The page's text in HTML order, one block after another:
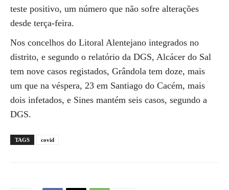
teste positivo, um número que não sofre alterações
desde terça-feira.
Nos concelhos do Litoral Alentejano integrados no
distrito, e segundo o relatório da DGS, Alcácer do Sal
tem nove casos registados, Grândola tem doze, mais
um que na véspera, 23 em Santiago do Cacém, mais
dois infetados, e Sines mantém seis casos, segundo a
DGS.
TAGS covid